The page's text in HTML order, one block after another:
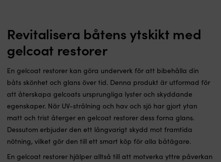
Revitalisera båtens ytskikt med
gelcoat restorer
En gelcoat restorer kan göra underverk för att bibehålla din
båts skönhet och glans över tid. Denna produkt är utformad för
att återskapa gelcoats ursprungliga lyster och skyddande
egenskaper. När UV-strålning och hav och sjö har gjort ytan
matt och trist återger en gelcoat restorer dess forna glans.
Dessutom erbjuder den ett långvarigt skydd mot framtida
nötning, vilket gör den till ett smart köp för alla båtägare.
En gelcoat restorer hjälper alltså till att motverka yttre påverkan